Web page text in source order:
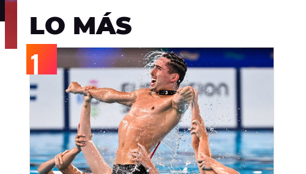
LO MÁS